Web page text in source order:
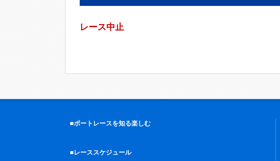
レース中止
■ボートレースを知る楽しむ
■レーススケジュール